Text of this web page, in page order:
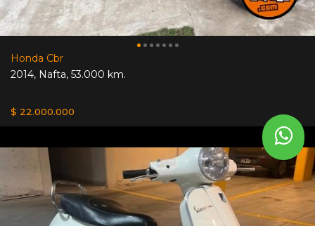
Honda Cbr
2014, Nafta, 53.000 km.
$ 22.000.000